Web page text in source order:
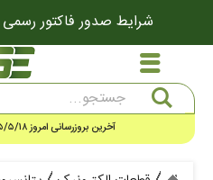
شرایط صدور فاکتور رسمی
آخرین بروزرسانی امروز ۱۴۰۵/۵/۱۸ ساعت ۴:۱۶:۲۵ AM